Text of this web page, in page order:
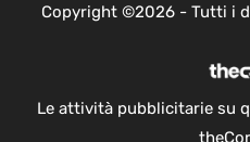
Copyright ©2026 - Tutti i
Le attività pubblicitarie su